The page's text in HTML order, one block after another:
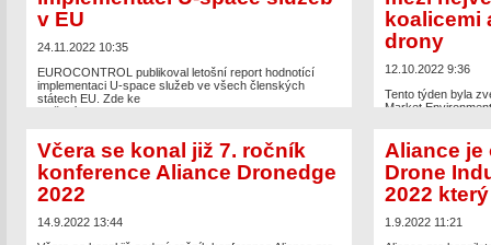
bezpilotní letecký průmysl
first onUAV
v EU
24.11.2022 10:35
EUROCONTROL publikoval letošní report hodnotící
implementaci U-space služeb ve všech členských
státech EU. Zde ke
The postEUROCONTROL publikoval letošní report
hodnotící implementaci U-space služeb v EU
appeared
first onUAV Aliance pro bezpilotní letecký průmysl.
koalicemi
drony
12.10.2022 9:36
Tento týden byla
Market
Coalitions and
zástupci je
Skvělý úspěch
The post UAVA
organizacemi pro
Včera se konal již 7. ročník
konference Aliance Dronedge
2022
14.9.2022 13:44
Aliance je
Drone
2022
1.9.2022 11:21